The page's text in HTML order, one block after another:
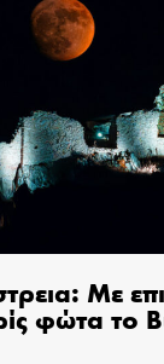
Με
φώτα το